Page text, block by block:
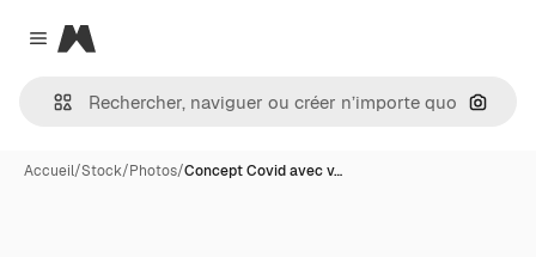
Close menu
Magnific
Accueil/Stock/Photos/Concept Covid avec v…